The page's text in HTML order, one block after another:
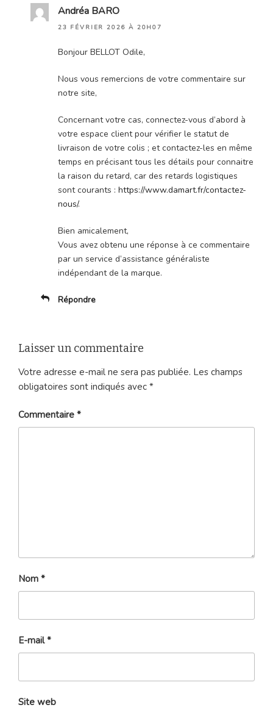
Andréa BARO
23 FÉVRIER 2026 À 20H07
Bonjour BELLOT Odile,
Nous vous remercions de votre commentaire sur
notre site,
Concernant votre cas, connectez-vous d’abord à
votre espace client pour vérifier le statut de
livraison de votre colis ; et contactez-les en même
temps en précisant tous les détails pour connaitre
la raison du retard, car des retards logistiques
sont courants : https://www.damart.fr/contactez-
nous/.
Bien amicalement,
Vous avez obtenu une réponse à ce commentaire
par un service d’assistance généraliste
indépendant de la marque.
Répondre
Laisser un commentaire
Votre adresse e-mail ne sera pas publiée. Les champs
obligatoires sont indiqués avec *
Commentaire *
Nom *
E-mail*
Site web